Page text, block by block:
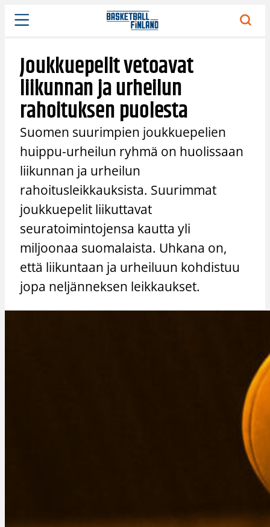
Siirry
sisältöön
Joukkuepelit vetoavat
liikunnan ja urheilun
rahoituksen puolesta
Suomen suurimpien joukkuepelien
huippu-urheilun ryhmä on huolissaan
liikunnan ja urheilun
rahoitusleikkauksista. Suurimmat
joukkuepelit liikuttavat
seuratoimintojensa kautta yli
miljoonaa suomalaista. Uhkana on,
että liikuntaan ja urheiluun kohdistuu
jopa neljänneksen leikkaukset.